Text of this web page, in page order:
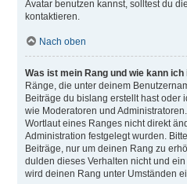
Avatar benutzen kannst, solltest du
kontaktieren.
Nach oben
Was ist mein Rang und wie kann ich
Ränge, die unter deinem
Beiträge du bislang erstellt hast oder
wie Moderatoren und
Wortlaut eines Ranges nicht direkt
Administration festgelegt wurden.
Beiträge, nur um deinen Rang zu
dulden dieses Verhalten nicht und
wird deinen Rang unter Umständen